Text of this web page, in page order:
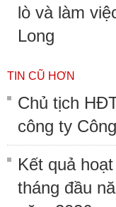
lò và làm
Long
TIN CŨ HƠN
Chủ tịch
công ty
Kết quả
tháng đầu